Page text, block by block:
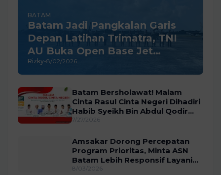
BATAM
Batam Jadi Pangkalan Garis
Depan Latihan Trimatra, TNI
AU Buka Open Base Jet
Tempur F-16
Rizky-8/02/2026
Batam Bersholawat! Malam
Cinta Rasul Cinta Negeri Dihadiri
Habib Syeikh Bin Abdul Qodir
Assegaf
7/27/2026
Amsakar Dorong Percepatan
Program Prioritas, Minta ASN
Batam Lebih Responsif Layani
Masyarakat
8/03/2026